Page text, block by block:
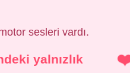
sesleri vardı.
yalnızlık